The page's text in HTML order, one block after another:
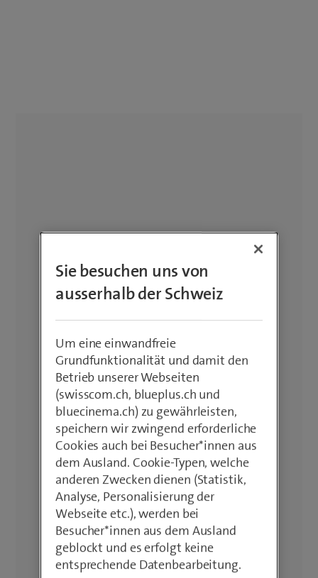
Sie besuchen uns von
ausserhalb der Schweiz
Um eine einwandfreie
Grundfunktionalität und damit den
Betrieb unserer Webseiten
(swisscom.ch, blueplus.ch und
bluecinema.ch) zu gewährleisten,
speichern wir zwingend erforderliche
Cookies auch bei Besucher*innen aus
dem Ausland. Cookie-Typen, welche
anderen Zwecken dienen (Statistik,
Analyse, Personalisierung der
Webseite etc.), werden bei
Besucher*innen aus dem Ausland
geblockt und es erfolgt keine
entsprechende Datenbearbeitung.